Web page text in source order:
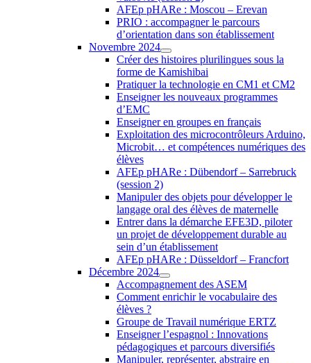
AFEp pHARe : Moscou – Erevan
PRIO : accompagner le parcours
d’orientation dans son établissement
Novembre 2024
Créer des histoires plurilingues sous la
forme de Kamishibai
Pratiquer la technologie en CM1 et CM2
Enseigner les nouveaux programmes
d’EMC
Enseigner en groupes en français
Exploitation des microcontrôleurs Arduino,
Microbit… et compétences numériques des
élèves
AFEp pHARe : Dübendorf – Sarrebruck
(session 2)
Manipuler des objets pour développer le
langage oral des élèves de maternelle
Entrer dans la démarche EFE3D, piloter
un projet de développement durable au
sein d’un établissement
AFEp pHARe : Düsseldorf – Francfort
Décembre 2024
Accompagnement des ASEM
Comment enrichir le vocabulaire des
élèves ?
Groupe de Travail numérique ERTZ
Enseigner l’espagnol : Innovations
pédagogiques et parcours diversifiés
Manipuler, représenter, abstraire en